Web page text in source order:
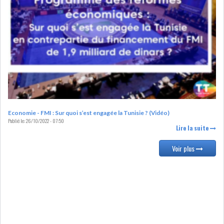
DIVERS
ASSEMBLÉE DES
REPRÉSENTANTS DU
PEUPLE (ARP)
L'INDUS...
Economie - FMI : Sur quoi s’est engagée la Tunisie ? (Vidéo)
Publié le:26/10/2022 - 07:50
Lire la suite
Voir plus